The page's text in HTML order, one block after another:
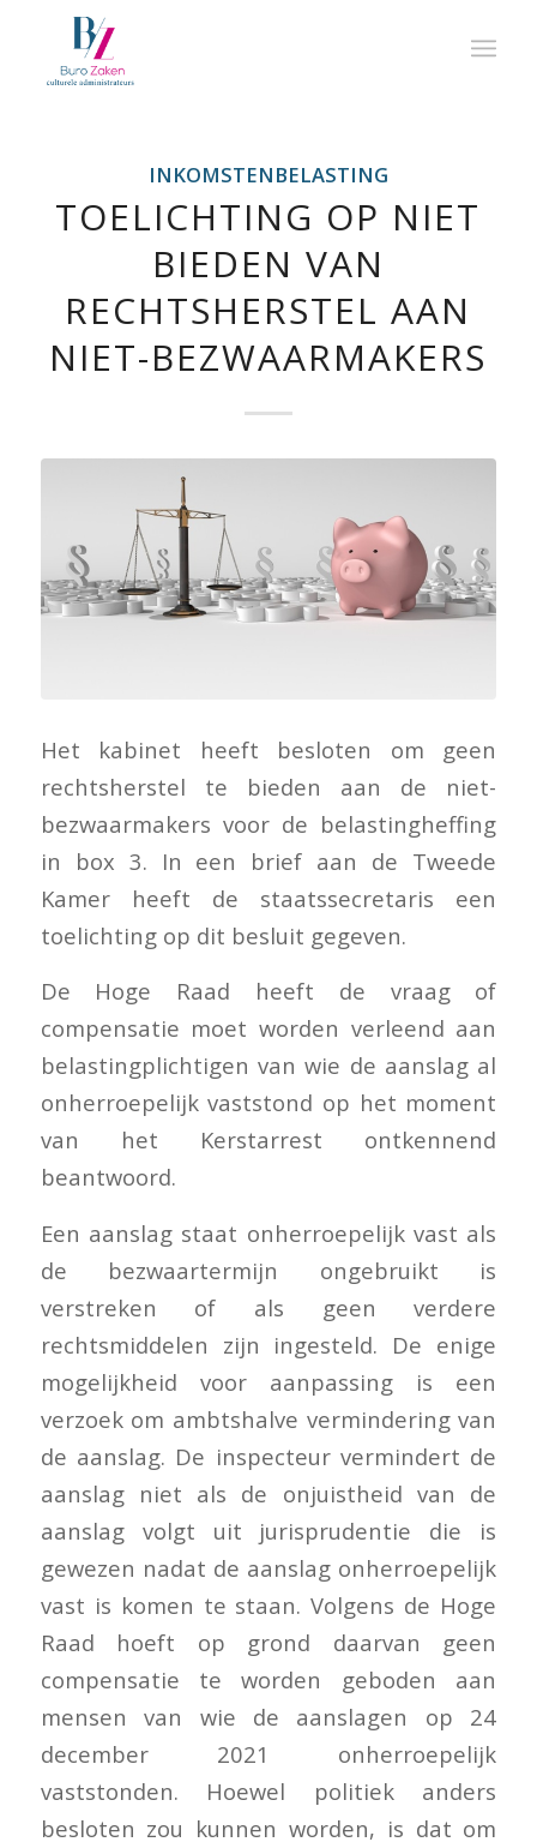
INKOMSTENBELASTING
TOELICHTING OP NIET
BIEDEN VAN
RECHTSHERSTEL AAN
NIET-BEZWAARMAKERS
Het kabinet heeft besloten om geen
rechtsherstel te bieden aan de niet-
bezwaarmakers voor de belastingheffing
in box 3. In een brief aan de Tweede
Kamer heeft de staatssecretaris een
toelichting op dit besluit gegeven.
De Hoge Raad heeft de vraag of
compensatie moet worden verleend aan
belastingplichtigen van wie de aanslag al
onherroepelijk vaststond op het moment
van het Kerstarrest ontkennend
beantwoord.
Een aanslag staat onherroepelijk vast als
de bezwaartermijn ongebruikt is
verstreken of als geen verdere
rechtsmiddelen zijn ingesteld. De enige
mogelijkheid voor aanpassing is een
verzoek om ambtshalve vermindering van
de aanslag. De inspecteur vermindert de
aanslag niet als de onjuistheid van de
aanslag volgt uit jurisprudentie die is
gewezen nadat de aanslag onherroepelijk
vast is komen te staan. Volgens de Hoge
Raad hoeft op grond daarvan geen
compensatie te worden geboden aan
mensen van wie de aanslagen op 24
december 2021 onherroepelijk
vaststonden. Hoewel politiek anders
besloten zou kunnen worden, is dat om